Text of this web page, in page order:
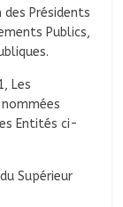
des Présidents
Publics,
Les
Entités ci-
Supérieur